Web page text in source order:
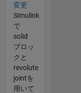
変更
Simulink
で
solid
ブロッ
クと
revolute
jointを
用いて